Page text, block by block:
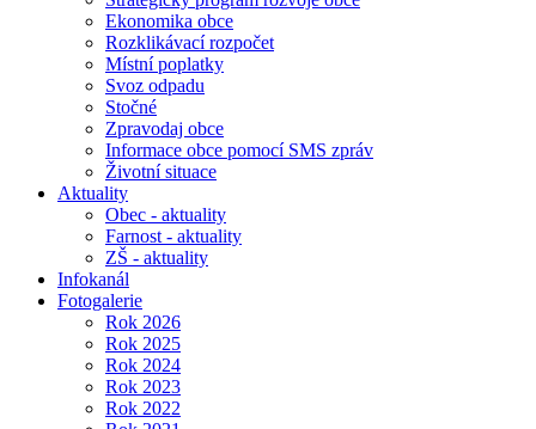
Ekonomika obce
Rozklikávací rozpočet
Místní poplatky
Svoz odpadu
Stočné
Zpravodaj obce
Informace obce pomocí SMS zpráv
Životní situace
Aktuality
Obec - aktuality
Farnost - aktuality
ZŠ - aktuality
Infokanál
Fotogalerie
Rok 2026
Rok 2025
Rok 2024
Rok 2023
Rok 2022